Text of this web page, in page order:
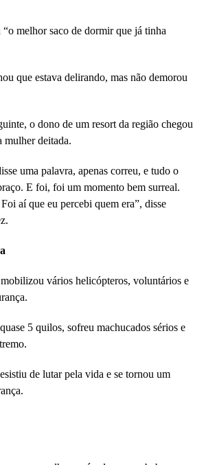
melhor saco de dormir que já tinha
que estava delirando, mas não demorou
o dono de um resort da região chegou
mulher deitada.
uma palavra, apenas correu, e tudo o
E foi, foi um momento bem surreal.
aí que eu percebi quem era”, disse
vários helicópteros, voluntários e
5 quilos, sofreu machucados sérios e
de lutar pela vida e se tornou um